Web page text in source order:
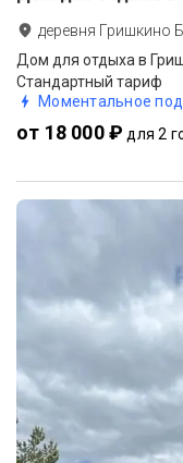
деревня Гришкино
Дом для отдыха в
Стандартный тариф
Моментальное
от 18 000 ₽ для 2